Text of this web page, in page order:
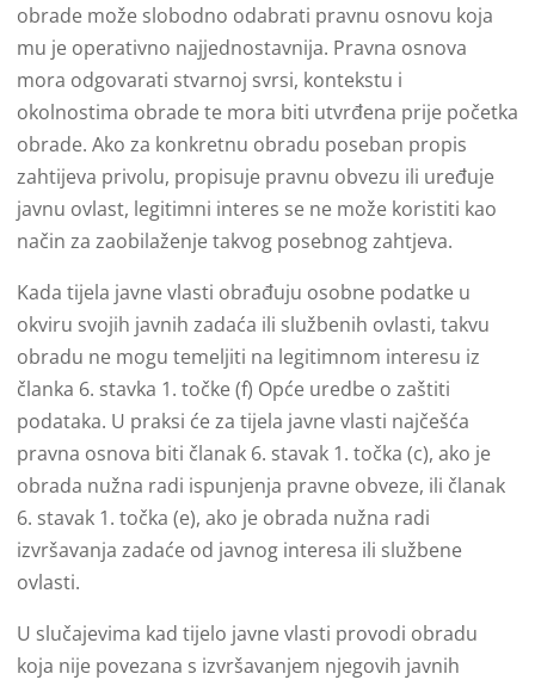
obrade može slobodno odabrati pravnu osnovu koja
mu je operativno najjednostavnija. Pravna osnova
mora odgovarati stvarnoj svrsi, kontekstu i
okolnostima obrade te mora biti utvrđena prije početka
obrade. Ako za konkretnu obradu poseban propis
zahtijeva privolu, propisuje pravnu obvezu ili uređuje
javnu ovlast, legitimni interes se ne može koristiti kao
način za zaobilaženje takvog posebnog zahtjeva.
Kada tijela javne vlasti obrađuju osobne podatke u
okviru svojih javnih zadaća ili službenih ovlasti, takvu
obradu ne mogu temeljiti na legitimnom interesu iz
članka 6. stavka 1. točke (f) Opće uredbe o zaštiti
podataka. U praksi će za tijela javne vlasti najčešća
pravna osnova biti članak 6. stavak 1. točka (c), ako je
obrada nužna radi ispunjenja pravne obveze, ili članak
6. stavak 1. točka (e), ako je obrada nužna radi
izvršavanja zadaće od javnog interesa ili službene
ovlasti.
U slučajevima kad tijelo javne vlasti provodi obradu
koja nije povezana s izvršavanjem njegovih javnih